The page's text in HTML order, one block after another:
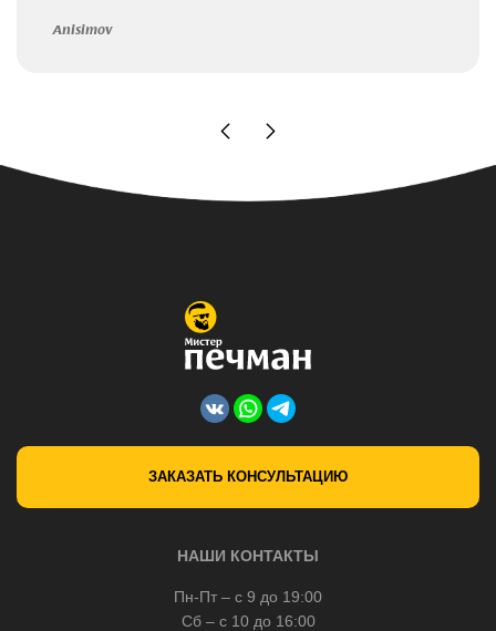
Anisimov
ЗАКАЗАТЬ КОНСУЛЬТАЦИЮ
НАШИ КОНТАКТЫ
Пн-Пт – с 9 до 19:00
Сб – с 10 до 16:00